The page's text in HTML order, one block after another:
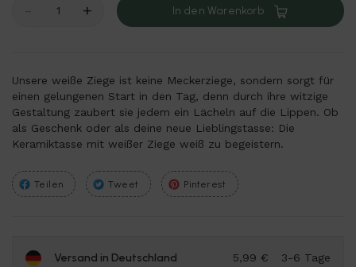
+ In den Warenkorb
Unsere weiße Ziege ist keine Meckerziege, sondern sorgt für
einen gelungenen Start in den Tag, denn durch ihre witzige
Gestaltung zaubert sie jedem ein Lächeln auf die Lippen. Ob
als Geschenk oder als deine neue Lieblingstasse: Die
Keramiktasse mit weißer Ziege weiß zu begeistern.
Teilen Tweet Pinterest
Versand in Deutschland 3-6 Tage
5,99 €